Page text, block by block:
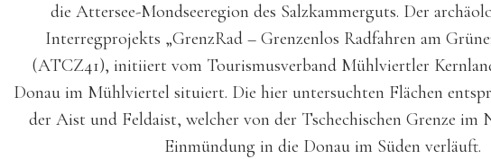
die Attersee-Mondseeregion des Salzkammerguts. Der
Interregprojekts „GrenzRad – Grenzenlos Radfahren am
(ATCZ41), initiiert vom Tourismusverband Mühlviertler
Donau im Mühlviertel situiert. Die hier untersuchten Flächen
der Aist und Feldaist, welcher von der Tschechischen Grenze im
Einmündung in die Donau im Süden verläuft.